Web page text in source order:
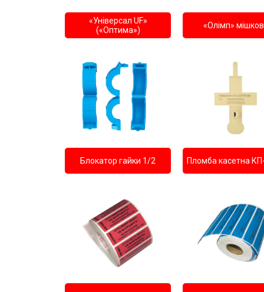
«Універсал UF»
(«Оптима»)
«Олімп»
Блокатор гайки 1/2 Пломба касетна